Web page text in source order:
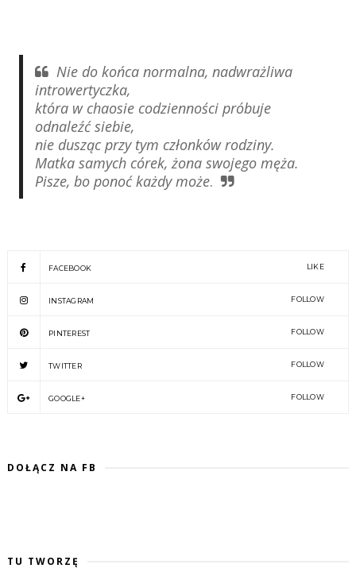
Nie do końca normalna, nadwrażliwa
introwertyczka,
która w chaosie codzienności próbuje
odnaleźć siebie,
nie dusząc przy tym członków rodziny.
Matka samych córek, żona swojego męża.
Pisze, bo ponoć każdy może.
FACEBOOK LIKE
INSTAGRAM FOLLOW
PINTEREST FOLLOW
TWITTER FOLLOW
GOOGLE+ FOLLOW
DOŁĄCZ NA FB
TU TWORZĘ